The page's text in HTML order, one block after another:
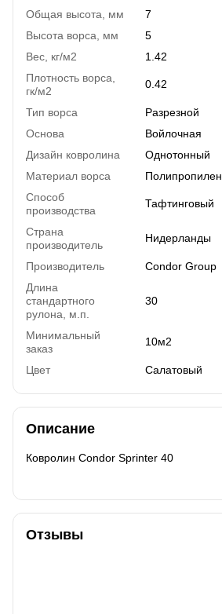
Общая высота, мм
7
Высота ворса, мм
5
Вес, кг/м2
1.42
Плотность ворса,
гк/м2
0.42
Тип ворса
Разрезной
Основа
Войлочная
Дизайн ковролина
Однотонный
Материал ворса
Полипропилен
Способ
производства
Тафтинговый
Страна
производитель
Нидерланды
Производитель
Condor Group
Длина
стандартного
рулона, м.п.
30
Минимальный
заказ
10м2
Цвет Салатовый
Описание
Ковролин Condor Sprinter 40
Отзывы